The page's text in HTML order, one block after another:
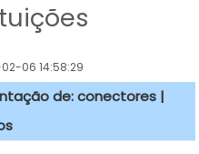
06 14:58:29
de: conectores |